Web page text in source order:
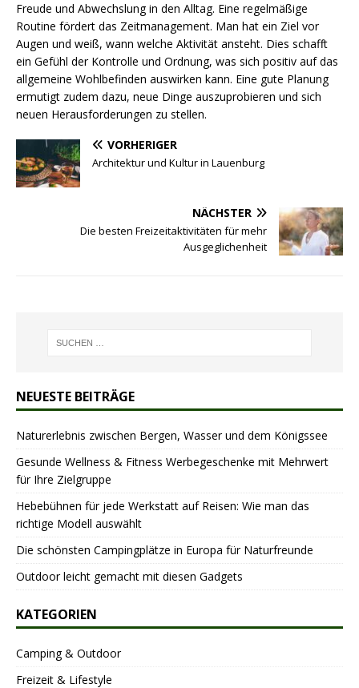
Freude und Abwechslung in den Alltag. Eine regelmäßige
Routine fördert das Zeitmanagement. Man hat ein Ziel vor
Augen und weiß, wann welche Aktivität ansteht. Dies schafft
ein Gefühl der Kontrolle und Ordnung, was sich positiv auf das
allgemeine Wohlbefinden auswirken kann. Eine gute Planung
ermutigt zudem dazu, neue Dinge auszuprobieren und sich
neuen Herausforderungen zu stellen.
VORHERIGER
Architektur und Kultur in Lauenburg
NÄCHSTER
Die besten Freizeitaktivitäten für mehr
Ausgeglichenheit
NEUESTE BEITRÄGE
Naturerlebnis zwischen Bergen, Wasser und dem Königssee
Gesunde Wellness & Fitness Werbegeschenke mit Mehrwert
für Ihre Zielgruppe
Hebebühnen für jede Werkstatt auf Reisen: Wie man das
richtige Modell auswählt
Die schönsten Campingplätze in Europa für Naturfreunde
Outdoor leicht gemacht mit diesen Gadgets
KATEGORIEN
Camping & Outdoor
Freizeit & Lifestyle